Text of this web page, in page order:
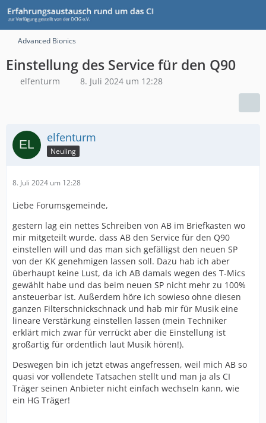
Advanced Bionics
Einstellung des Service für den Q90
elfenturm 8. Juli 2024 um 12:28
elfenturm
Neuling
8. Juli 2024 um 12:28
Liebe Forumsgemeinde,
gestern lag ein nettes Schreiben von AB im Briefkasten wo
mir mitgeteilt wurde, dass AB den Service für den Q90
einstellen will und das man sich gefälligst den neuen SP
von der KK genehmigen lassen soll. Dazu hab ich aber
überhaupt keine Lust, da ich AB damals wegen des T-Mics
gewählt habe und das beim neuen SP nicht mehr zu 100%
ansteuerbar ist. Außerdem höre ich sowieso ohne diesen
ganzen Filterschnickschnack und hab mir für Musik eine
lineare Verstärkung einstellen lassen (mein Techniker
erklärt mich zwar für verrückt aber die Einstellung ist
großartig für ordentlich laut Musik hören!).
Deswegen bin ich jetzt etwas angefressen, weil mich AB so
quasi vor vollendete Tatsachen stellt und man ja als CI
Träger seinen Anbieter nicht einfach wechseln kann, wie
ein HG Träger!